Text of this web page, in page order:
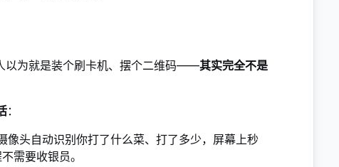
以为就是装个刷卡机、摆个二维码——其实完全不是
：
像头自动识别你打了什么菜、打了多少，屏幕上秒
需要收银员。